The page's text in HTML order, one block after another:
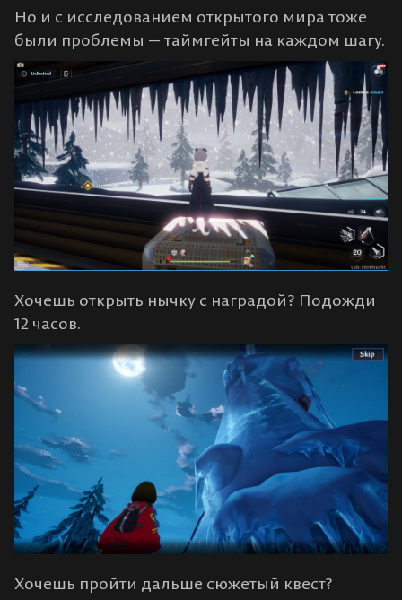
Но и с исследованием открытого мира тоже
были проблемы — таймгейты на каждом шагу.
Хочешь открыть нычку с наградой? Подожди
12 часов.
Хочешь пройти дальше сюжетый квест?